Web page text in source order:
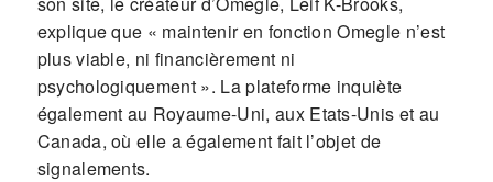
explique que « maintenir en fonction Omegle n’est
plus viable, ni financièrement ni
psychologiquement ». La plateforme inquiète
également au Royaume-Uni, aux Etats-Unis et au
Canada, où elle a également fait l’objet de
signalements.